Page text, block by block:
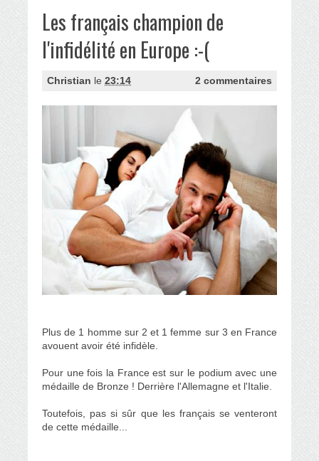
Les français champion de
l'infidélité en Europe :-(
Christian le 23:14 2 commentaires
Plus de 1 homme sur 2 et 1 femme sur 3 en France
avouent avoir été infidèle.
Pour une fois la France est sur le podium avec une
médaille de Bronze ! Derrière l'Allemagne et l'Italie.
Toutefois, pas si sûr que les français se venteront
de cette médaille...